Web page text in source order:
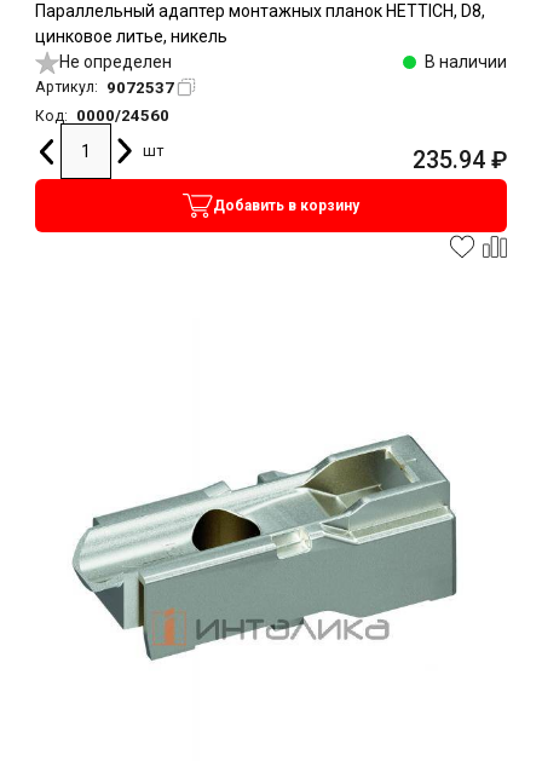
Параллельный адаптер монтажных планок HETTICH, D8,
цинковое литье, никель
Не определен
В наличии
Артикул: 9072537
Код:
0000/24560
шт
235.94 ₽
Добавить в корзину